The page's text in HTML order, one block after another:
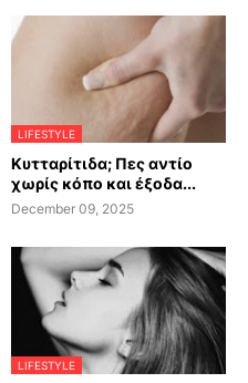
LIFESTYLE
Κυτταρίτιδα; Πες αντίο
χωρίς κόπο και έξοδα...
December 09, 2025
LIFESTYLE